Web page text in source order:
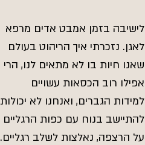
לישיבה בזמן אמבט אדים מרפא
לאגן. נזכרתי איך הריהוט בעולם
שאנו חיות בו לא מתאים לנו, הרי
אפילו רוב הכסאות עשויים
למידות הגברים, ואנחנו לא יכולות
להתיישב בנוח עם כפות הרגליים
על הרצפה, נאלצות לשלב רגליים.